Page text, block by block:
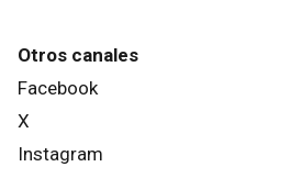
Otros canales
Facebook
X
Instagram